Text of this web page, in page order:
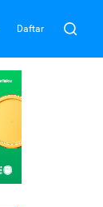
Daftar